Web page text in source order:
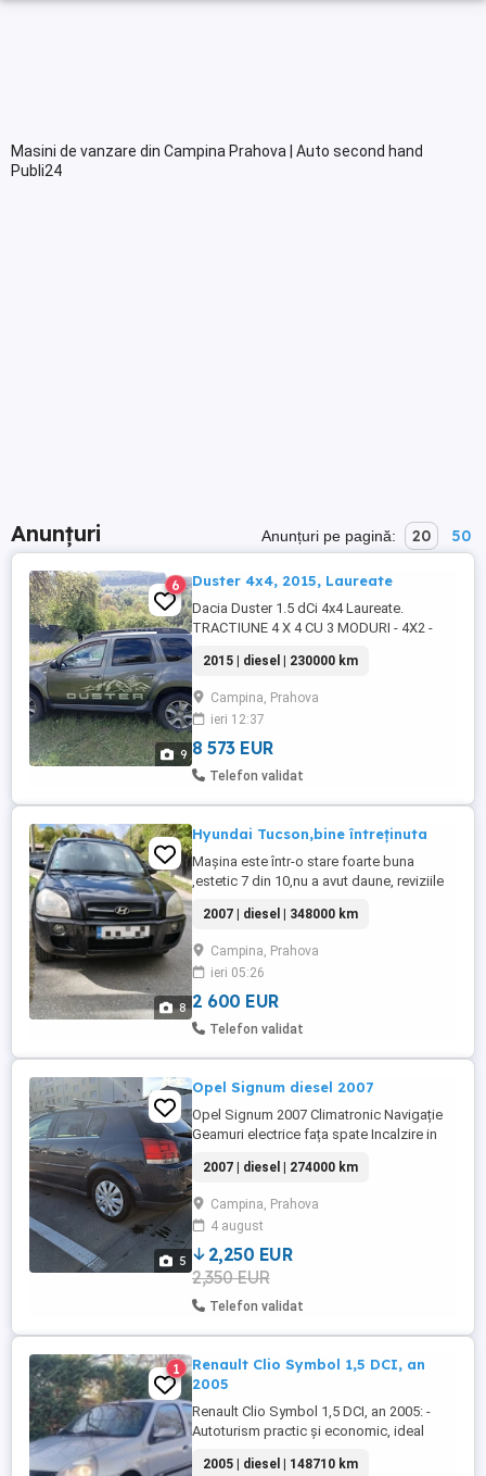
Masini de vanzare din Campina Prahova | Auto second hand
Publi24
Anunțuri Anunțuri pe pagină: 20 50
9
6 Duster 4x4, 2015, Laureate
Dacia Duster 1.5 dCi 4x4 Laureate.
TRACTIUNE 4 X 4 CU 3 MODURI - 4X2 -
prezinta ca in poze! ITP valabil 06.2028
Asigurare valabila 2027 Rovinieta valabila
2027 IMPOZIT: 100 lei an CONSUM: 4.8 litri
100 km Mai multe detalii la telefon
whatsapp. Pret 45 000 RON (echivalentul ...
2015 | diesel | 230000 km
Campina, Prahova
ieri 12:37
8 573 EUR
Telefon validat
8
Hyundai Tucson,bine întreținuta
Mașina este într-o stare foarte buna
,estetic 7 din 10,nu a avut daune, reviziile
schimbate,distribuție
schimbata,injectoare schimbate. Dotări:
ABS+ESP Airbag șofer + pasager ISOFIX
Clima Geamuri electrice fata și spate
Geamuri fumurii omologate spate
Închidere centralizată ...
2007 | diesel | 348000 km
Campina, Prahova
ieri 05:26
2 600 EUR
Telefon validat
5
Opel Signum diesel 2007
Opel Signum 2007 Climatronic Navigație
Geamuri electrice fața spate Incalzire in
Radio CD Cârlig remorcare Senzori de
ploaie Mini frigider + suport pahare +
suport CD + doua măsuțe Bare portbagaj
originaleThule Jante de tabla cu anvelope
de iarna Jante ...
2007 | diesel | 274000 km
Campina, Prahova
4 august
2,250 EUR
2,350 EUR
Telefon validat
1
Renault Clio Symbol 1,5 DCI, an
2005
Renault Clio Symbol 1,5 DCI, an 2005: -
Autoturism practic și economic, ideal
caroserie: Sedan l Berlină; - Culoare: Maro
2005 | diesel | 148710 km